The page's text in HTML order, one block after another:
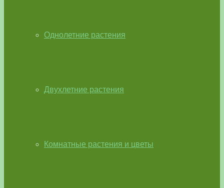
Однолетние растения
Двухлетние растения
Комнатные растения и цветы